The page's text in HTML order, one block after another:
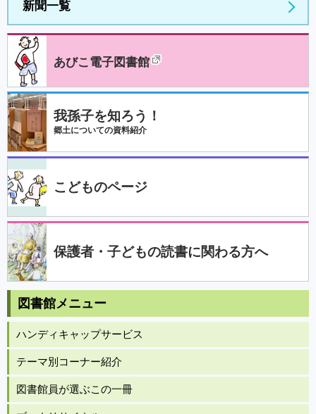
新聞一覧
あびこ電子図書館
我孫子を知ろう！
郷土についての資料紹介
こどものページ
保護者・子どもの読書に関わる方へ
図書館メニュー
ハンディキャップサービス
テーマ別コーナー紹介
図書館員が選ぶこの一冊